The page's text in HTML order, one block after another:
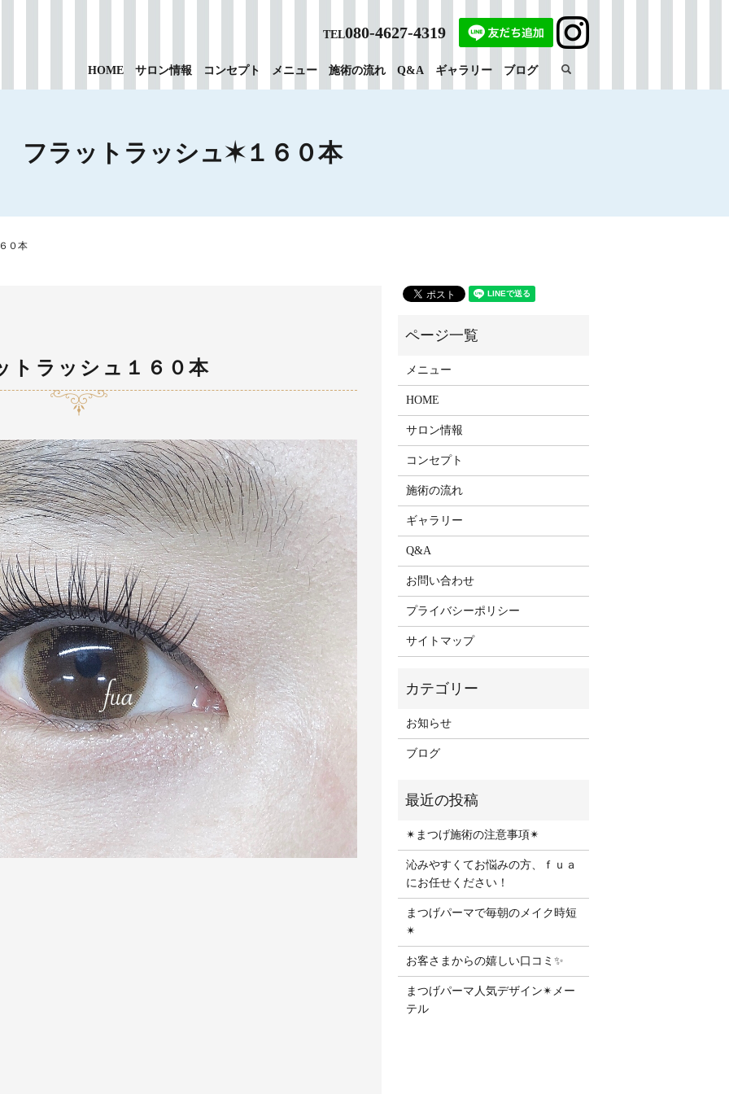
HOME サロン情報 コンセプト メニュー 施術の流れ Q&A ギャラリー ブログ search
TEL080-4627-4319
フラットラッシュ✶１６０本
０本
トラッシュ１６０本 メニュー
HOME
サロン情報
コンセプト
施術の流れ
ギャラリー
Q&A
お問い合わせ
プライバシーポリシー
サイトマップ
お知らせ
ブログ
✴︎まつげ施術の注意事項✴︎
沁みやすくてお悩みの方、ｆｕａ
にお任せください！
まつげパーマで毎朝のメイク時短
✴︎
お客さまからの嬉しい口コミ✨
まつげパーマ人気デザイン✴︎メー
テル